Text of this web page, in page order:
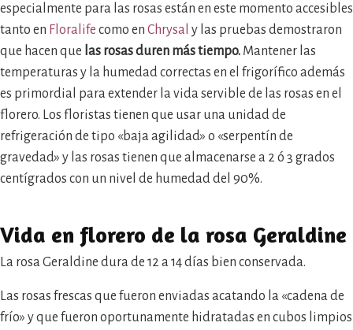
especialmente para las rosas están en este momento accesibles
tanto en Floralife como en Chrysal y las pruebas demostraron
que hacen que las rosas duren más tiempo. Mantener las
temperaturas y la humedad correctas en el frigorífico además
es primordial para extender la vida servible de las rosas en el
florero. Los floristas tienen que usar una unidad de
refrigeración de tipo «baja agilidad» o «serpentín de
gravedad» y las rosas tienen que almacenarse a 2 ó 3 grados
centígrados con un nivel de humedad del 90%.
Vida en florero de la rosa Geraldine
La rosa Geraldine dura de 12 a 14 días bien conservada.
Las rosas frescas que fueron enviadas acatando la «cadena de
frío» y que fueron oportunamente hidratadas en cubos limpios